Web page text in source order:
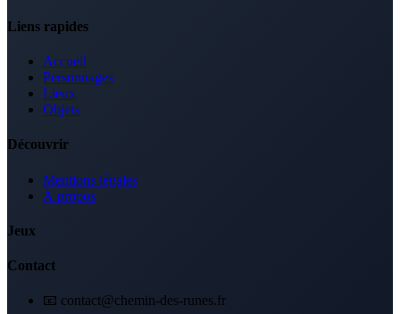
Liens rapides
Accueil
Personnages
Lieux
Objets
Découvrir
Mentions légales
À propos
Jeux
Contact
📧 contact@chemin-des-runes.fr